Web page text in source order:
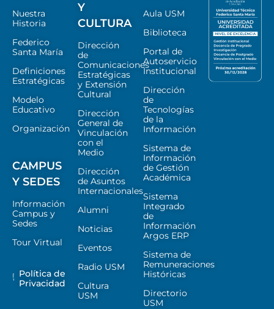
Nuestra
Historia
Federico
Santa María
Definiciones
Estratégicas
Modelo
Educativo
Organización
CAMPUS
Y SEDES
Información
Campus y
Sedes
Tour Virtual
Política de
Privacidad
Y
CULTURA
Dirección
de
Comunicaciones
Estratégicas
y Extensión
Cultural
Dirección
General de
Vinculación
con el
Medio
Dirección
de Asuntos
Internacionales
Alumni
Noticias
Eventos
Radio USM
Cultura
USM
Aula USM
Biblioteca
Portal de
Autoservicio
Institucional
Dirección
de
Tecnologías
de la
Información
Sistema de
Información
de Gestión
Académica
Sistema
Integrado
de
Información
Argos ERP
Sistema de
Remuneraciones
Históricas
Directorio
USM